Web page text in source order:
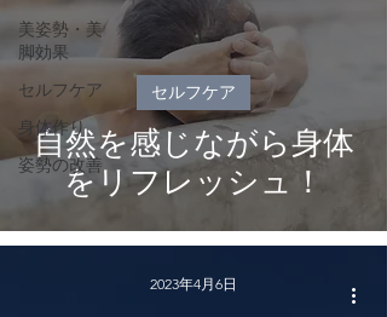
美姿勢・美
脚効果
セルフケア
身体作り
姿勢の改善
自然を感じながら身体
をリフレッシュ！
セルフケア
2023年4月6日